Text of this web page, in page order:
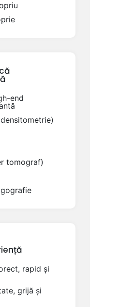
end
tomograf)
rapid și
grijă și